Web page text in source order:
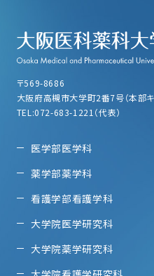
〒569-8686
大阪府高槻市大学町2番7号（本部キ
TEL:072-683-1221（代表）
医学部医学科
薬学部薬学科
看護学部看護学科
大学院医学研究科
大学院薬学研究科